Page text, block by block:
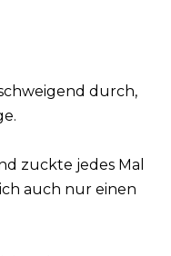
durch,
zuckte jedes Mal
auch nur einen